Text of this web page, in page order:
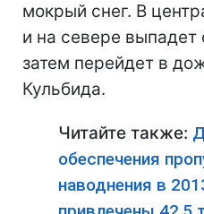
мокрый снег. В
и на севере выпадет
затем перейдет в
Кульбида.
Читайте также:
обеспечения
наводнения в